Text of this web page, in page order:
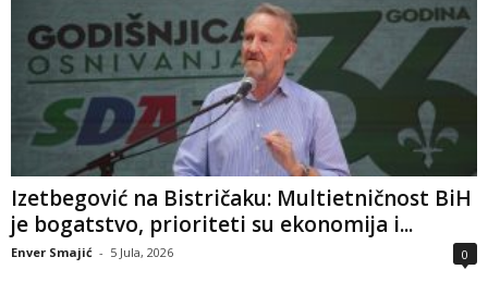
Izetbegović na Bistričaku: Multietničnost BiH
je bogatstvo, prioriteti su ekonomija i...
Enver Smajić - 5 Jula, 2026 0